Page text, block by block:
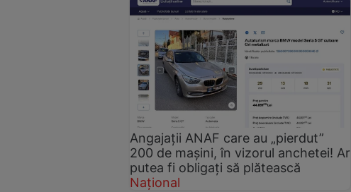
Angajații ANAF care au „pierdut”
200 de mașini, în vizorul anchetei! Ar
putea fi obligați să plătească
Național